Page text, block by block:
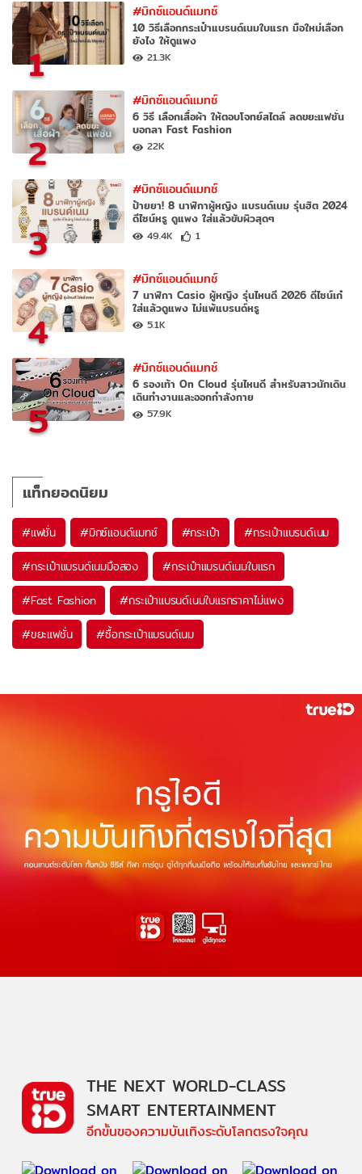
1
#มิกซ์แอนด์แมทช์
10 วิธีเลือกกระเป๋าแบรนด์เนมใบแรก มือใหม่เลือก
ยังไง ให้ดูแพง
21.3K
2
#มิกซ์แอนด์แมทช์
6 วิธี เลือกเสื้อผ้า ให้ตอบโจทย์สไตล์ ลดขยะแฟชั่น
บอกลา Fast Fashion
22K
3
#มิกซ์แอนด์แมทช์
ป้ายยา! 8 นาฬิกาผู้หญิง แบรนด์เนม รุ่นฮิต 2024
ดีไซน์หรู ดูแพง ใส่แล้วขับผิวสุดๆ
49.4K 1
4
#มิกซ์แอนด์แมทช์
7 นาฬิกา Casio ผู้หญิง รุ่นไหนดี 2026 ดีไซน์เก๋
ใส่แล้วดูแพง ไม่แพ้แบรนด์หรู
5.1K
5
#มิกซ์แอนด์แมทช์
6 รองเท้า On Cloud รุ่นไหนดี สำหรับสาวนักเดิน
เดินทำงานและออกกำลังกาย
57.9K
แท็กยอดนิยม
#แฟชั่น #มิกซ์แอนด์แมทช์ #กระเป๋า #กระเป๋าแบรนด์เนม
#กระเป๋าแบรนด์เนมมือสอง #กระเป๋าแบรนด์เนมใบแรก
#Fast Fashion #กระเป๋าแบรนด์เนมใบแรกราคาไม่แพง
#ขยะแฟชั่น #ซื้อกระเป๋าแบรนด์เนม
THE NEXT WORLD-CLASS
SMART ENTERTAINMENT
อีกขั้นของความบันเทิงระดับโลกตรงใจคุณ